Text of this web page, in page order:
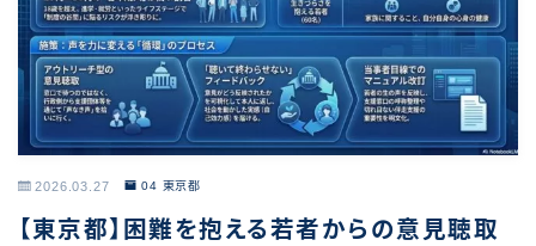
2026.03.27 04 東京都
【東京都】困難を抱える若者からの意見聴取